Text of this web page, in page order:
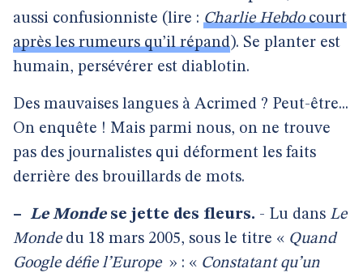
aussi confusionniste (lire : Charlie Hebdocourt
après les rumeurs qu’il répand). Se planter est
humain, persévérer est diablotin.
Des mauvaises langues à Acrimed ? Peut-être...
On enquête ! Mais parmi nous, on ne trouve
pas des journalistes qui déforment les faits
derrière des brouillards de mots.
– Le Monde se jette des fleurs. - Lu dans Le
Mondedu 18 mars 2005, sous le titre « Quand
Google défie l’Europe » : « Constatant qu’un